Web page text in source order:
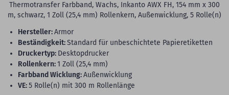
Thermotransfer Farbband, Wachs, Inkanto AWX FH, 154 mm x 300
m, schwarz, 1 Zoll (25,4 mm) Rollenkern, Außenwicklung, 5 Rolle(n)
Hersteller:Armor
Beständigkeit:Standard für unbeschichtete Papieretiketten
Druckertyp: Desktopdrucker
Rollenkern:1 Zoll (25,4 mm)
Farbband Wicklung:Außenwicklung
VE:5 Rolle(n) mit 300 m Rollenlänge